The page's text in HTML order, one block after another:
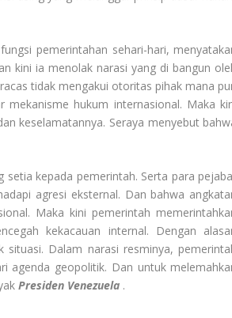
pemerintahan sehari-hari,
kini ia menolak narasi yang di bangun
tidak mengakui otoritas pihak mana
hukum internasional. Maka
keselamatannya. Seraya menyebut
kepada pemerintah. Serta para
agresi eksternal. Dan bahwa
Maka kini pemerintah
kekacauan internal. Dengan
Dalam narasi resminya,
agenda geopolitik. Dan untuk
Presiden Venezuela .